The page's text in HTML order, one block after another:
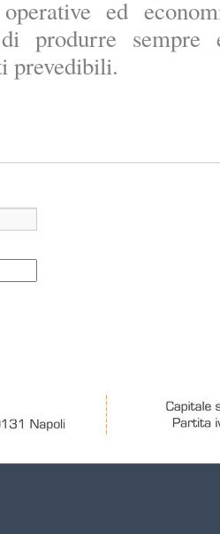
ed
produrre sempre
prevedibili.